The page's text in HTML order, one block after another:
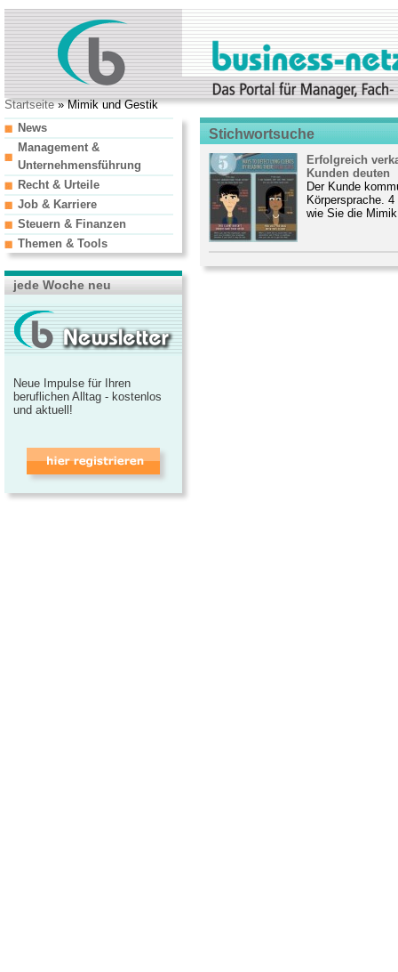
Startseite» Mimik und Gestik
Stichwortsuche
Erfolgreich
Kunden deuten
Der Kunde
Körpersprache.
wie Sie die
News
Management &
Unternehmensführung
Recht & Urteile
Job & Karriere
Steuern & Finanzen
Themen & Tools
jede Woche neu
Neue Impulse für Ihren
beruflichen Alltag - kostenlos
und aktuell!